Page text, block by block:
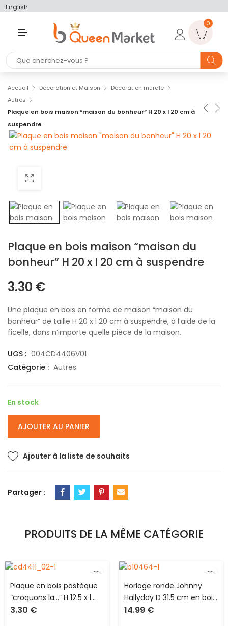
English
U
0
Accueil Décoration et Maison
Décoration murale
Autres
Plaque en bois maison “maison du bonheur” H 20 x l 20 cm à
suspendre
Plaque en bois maison “maison du
bonheur” H 20 x l 20 cm à suspendre
3.30 €
Une plaque en bois en forme de maison “maison du
bonheur” de taille H 20 x l 20 cm à suspendre, à l’aide de la
ficelle, dans n’importe quelle pièce de la maison.
UGS : 004CD4406V01
Catégorie : Autres
En stock
AJOUTER AU PANIER
Ajouter à la liste de souhaits
Partager :
PRODUITS DE LA MÊME CATÉGORIE
Plaque en bois pastèque
“croquons la…” H 12.5 x l
26.5 cm à suspendre
3.30 €
Horloge ronde Johnny
Hallyday D 31.5 cm en bois
fonctionnant avec 1 pile
14.99 €